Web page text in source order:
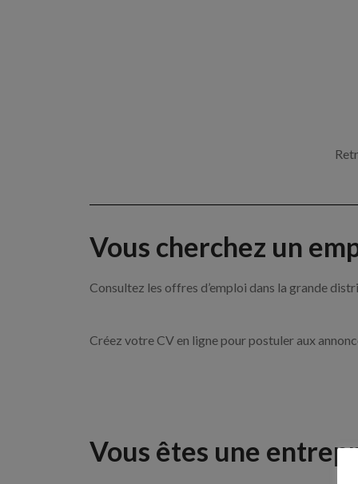
Vous cherchez un
Consultez les offres d’emploi dans la grande
Créez votre CV en ligne pour postuler aux
Vous êtes une